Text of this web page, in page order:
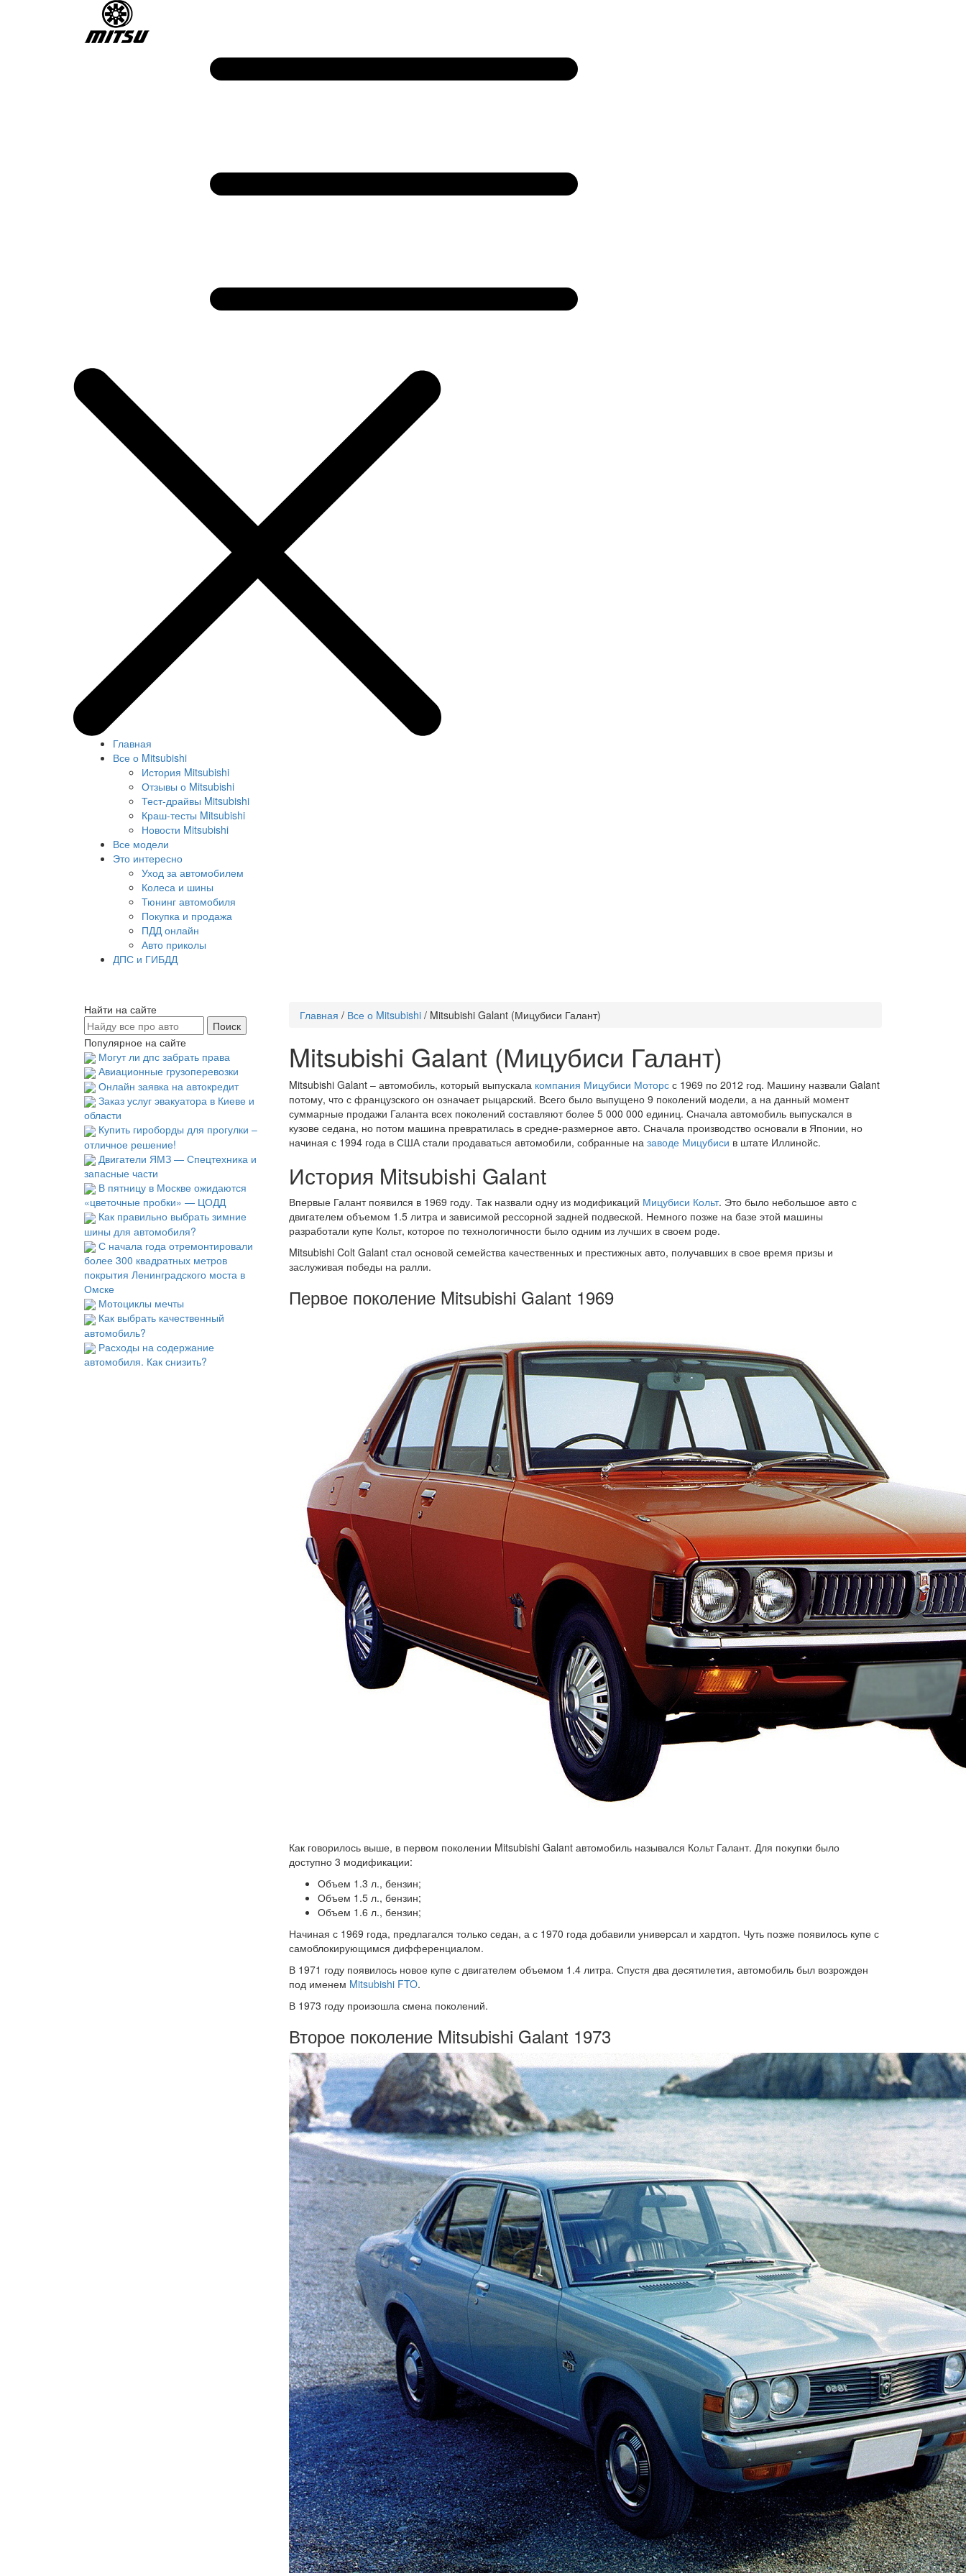
Главная
Все о Mitsubishi
История Mitsubishi
Отзывы о Mitsubishi
Тест-драйвы Mitsubishi
Краш-тесты Mitsubishi
Новости Mitsubishi
Все модели
Это интересно
Уход за автомобилем
Колеса и шины
Тюнинг автомобиля
Покупка и продажа
ПДД онлайн
Авто приколы
ДПС и ГИБДД
Главная / Все о Mitsubishi / Mitsubishi Galant (Мицубиси Галант)
Mitsubishi Galant (Мицубиси Галант)
Mitsubishi Galant – автомобиль, который выпускала компания Мицубиси Моторс с 1969 по 2012 год. Машину назвали Galant
потому, что с французского он означает рыцарский. Всего было выпущено 9 поколений модели, а на данный момент
суммарные продажи Галанта всех поколений составляют более 5 000 000 единиц. Сначала автомобиль выпускался в
кузове седана, но потом машина превратилась в средне-размерное авто. Сначала производство основали в Японии, но
начиная с 1994 года в США стали продаваться автомобили, собранные на заводе Мицубиси в штате Иллинойс.
История Mitsubishi Galant
Впервые Галант появился в 1969 году. Так назвали одну из модификаций Мицубиси Кольт. Это было небольшое авто с
двигателем объемом 1.5 литра и зависимой рессорной задней подвеской. Немного позже на базе этой машины
разработали купе Кольт, которое по технологичности было одним из лучших в своем роде.
Mitsubishi Colt Galant стал основой семейства качественных и престижных авто, получавших в свое время призы и
заслуживая победы на ралли.
Первое поколение Mitsubishi Galant 1969
Как говорилось выше, в первом поколении Mitsubishi Galant автомобиль назывался Кольт Галант. Для покупки было
доступно 3 модификации:
Объем 1.3 л., бензин;
Объем 1.5 л., бензин;
Объем 1.6 л., бензин;
Начиная с 1969 года, предлагался только седан, а с 1970 года добавили универсал и хардтоп. Чуть позже появилось купе с
самоблокирующимся дифференциалом.
В 1971 году появилось новое купе с двигателем объемом 1.4 литра. Спустя два десятилетия, автомобиль был возрожден
под именем Mitsubishi FTO.
В 1973 году произошла смена поколений.
Второе поколение Mitsubishi Galant 1973
Найти на сайте
Популярное на сайте
Могут ли дпс забрать права
Авиационные грузоперевозки
Онлайн заявка на автокредит
Заказ услуг эвакуатора в Киеве и
области
Купить гироборды для прогулки –
отличное решение!
Двигатели ЯМЗ — Спецтехника и
запасные части
В пятницу в Москве ожидаются
«цветочные пробки» — ЦОДД
Как правильно выбрать зимние
шины для автомобиля?
С начала года отремонтировали
более 300 квадратных метров
покрытия Ленинградского моста в
Омске
Мотоциклы мечты
Как выбрать качественный
автомобиль?
Расходы на содержание
автомобиля. Как снизить?